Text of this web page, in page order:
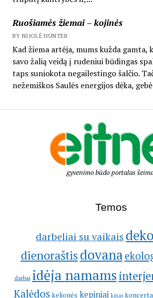
Ruošiamės žiemai – kojinės
BY NIJOLĖ HUNTER
Kad žiema artėja, mums kužda gamta,
savo žalią veidą į rudeniui būdingas
taps suniokota negailestingo šalčio.
nežemiškos Saulės energijos dėka,
gyvenimo būdo portalas
Temos
darbeliai su vaikais
dienoraštisdovana
darbai idėja namams
Kalėdos kelionės kepiniai kinas